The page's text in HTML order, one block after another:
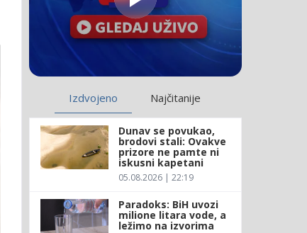
Izdvojeno Najčitanije
Dunav se povukao,
brodovi stali: Ovakve
prizore ne pamte ni
iskusni kapetani
05.08.2026 | 22:19
Paradoks: BiH uvozi
milione litara vode, a
ležimo na izvorima